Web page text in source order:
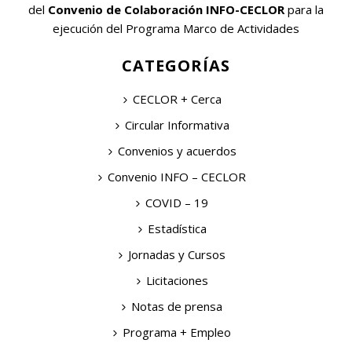
del Convenio de Colaboración INFO-CECLOR para la
ejecución del Programa Marco de Actividades
CATEGORÍAS
CECLOR + Cerca
Circular Informativa
Convenios y acuerdos
Convenio INFO – CECLOR
COVID – 19
Estadística
Jornadas y Cursos
Licitaciones
Notas de prensa
Programa + Empleo